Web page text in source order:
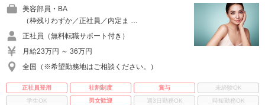
美容部員・BA
（枠残りわずか／正社員／内定ま …
正社員（無料転職サポート付き）
月給23万円 ～ 36万円
全国（※希望勤務地はご相談ください。）
正社員登用 社割制度 賞与
未経験OK
学生OK
男女歓迎 週3日勤務OK
時短勤務OK